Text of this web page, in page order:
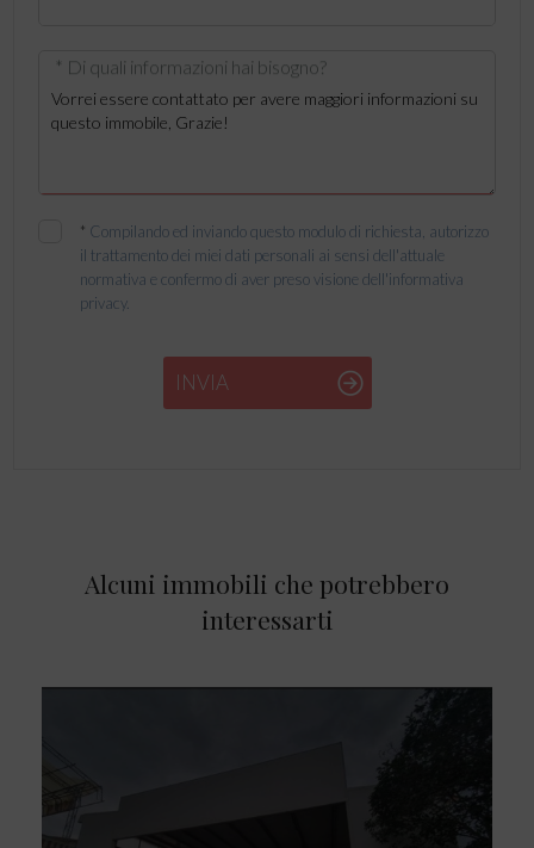
* Di quali informazioni hai bisogno?
* Compilando ed inviando questo modulo di richiesta, autorizzo
il trattamento dei miei dati personali ai sensi dell'attuale
normativa e confermo di aver preso visione dell'informativa
privacy.
INVIA
Alcuni immobili che potrebbero
interessarti